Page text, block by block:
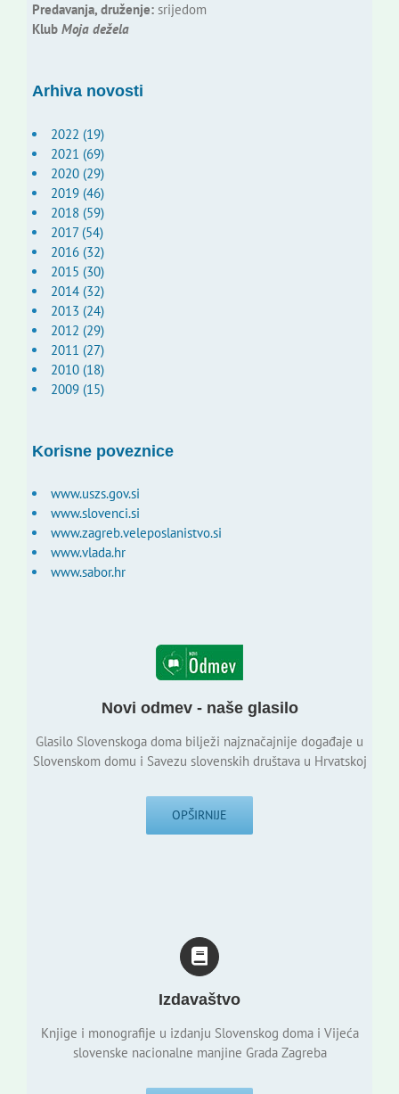
Predavanja, druženje:srijedom
Klub Moja dežela
Arhiva novosti
2022 (19)
2021 (69)
2020 (29)
2019 (46)
2018 (59)
2017 (54)
2016 (32)
2015 (30)
2014 (32)
2013 (24)
2012 (29)
2011 (27)
2010 (18)
2009 (15)
Korisne poveznice
www.uszs.gov.si
www.slovenci.si
www.zagreb.veleposlanistvo.si
www.vlada.hr
www.sabor.hr
Novi odmev - naše glasilo
Glasilo Slovenskoga doma bilježi najznačajnije događaje u
Slovenskom domu i Savezu slovenskih društava u Hrvatskoj
OPŠIRNIJE
Izdavaštvo
Knjige i monografije u izdanju Slovenskog doma i Vijeća
slovenske nacionalne manjine Grada Zagreba